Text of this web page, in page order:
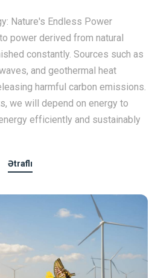
Nature's Endless Power
power derived from natural
constantly. Sources such as
and geothermal heat
harmful carbon emissions.
we will depend on energy to
efficiently and sustainably
Ətraflı